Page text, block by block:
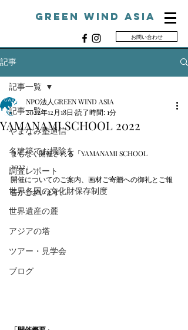
G
Green Wind ASIA
お問い合わせ
記事
記事一覧
やまなみ塾通信
名建築でお掃除を
調査レポート
世界各国の文化財保存制度
世界遺産の麓
アジアの塔
ツアー・見学会
ブログ
記事一覧
YAMANAMI SCHOOL 2022
NPO法人GREEN WIND ASIA
2022年12月18日 読了時間: 1分
まもなく開催される「YAMANAMI SCHOOL
2022」。
開催についてのご案内、画材ご寄贈への御礼とご報
告がございます。